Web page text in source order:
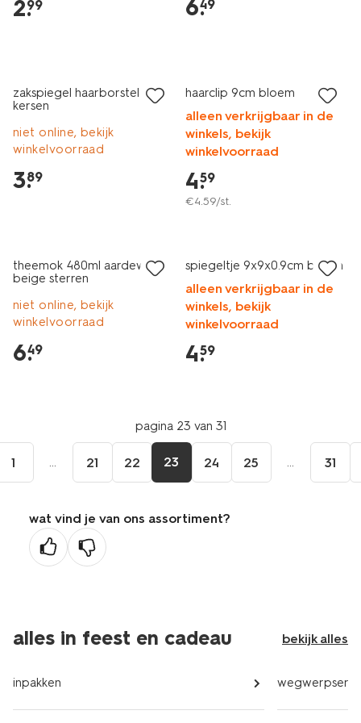
2.
99 6.
49
zakspiegel haarborstel
kersen
niet online, bekijk
winkelvoorraad
3.
89
haarclip 9cm bloem
alleen verkrijgbaar in de
winkels, bekijk
winkelvoorraad
4.
59
€4.59/st.
theemok 480ml aardewerk
beige sterren
niet online, bekijk
winkelvoorraad
6.
49
spiegeltje 9x9x0.9cm bloem
alleen verkrijgbaar in de
winkels, bekijk
winkelvoorraad
4.
59
pagina 23 van 31
1 ... 21 22 23 24 25 ... 31
wat vind je van ons assortiment?
alles in feest en cadeau bekijk alles
inpakken